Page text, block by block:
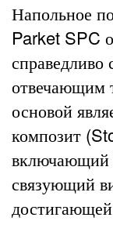
Напольное
Parket SPC
справедливо
отвечающим
основой
композит
включающий
связующий